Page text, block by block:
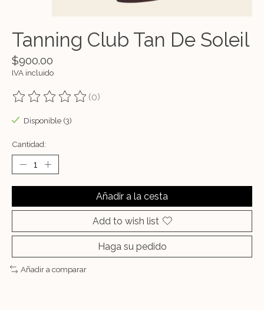
Tanning Club Tan De Soleil
$900.00
IVA incluido
The rating of this product is
(0)
Disponible (3)
Cantidad:
Añadir a la cesta
Add to wish list
Haga su pedido
Añadir a comparar